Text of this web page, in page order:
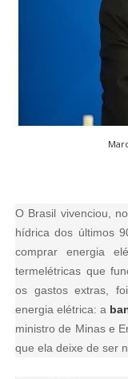
O Brasil vivenciou,
hídrica dos últimos
comprar energia
termelétricas que
os gastos extras,
energia elétrica: a
ministro de Minas e
que ela deixe de ser